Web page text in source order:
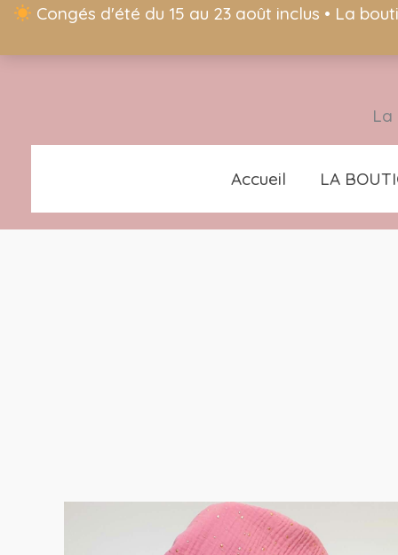
Congés d'été du 15 au 23 août inclus • La
La
Accueil LA